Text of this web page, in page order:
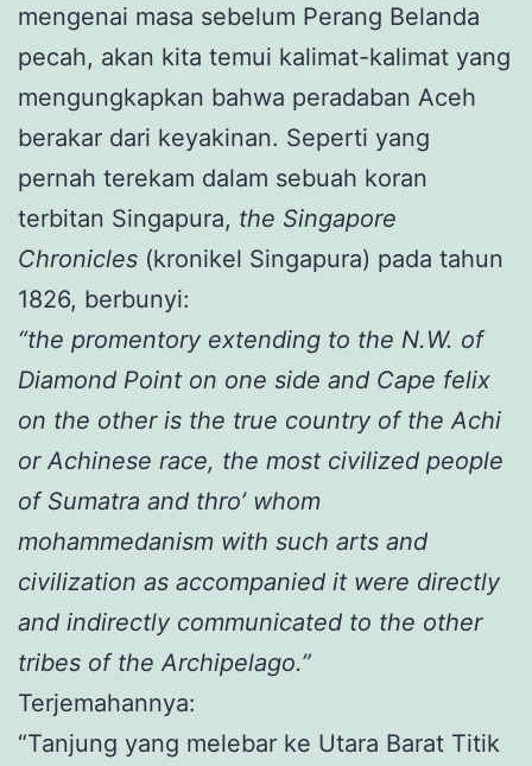
mengenai masa sebelum Perang Belanda
pecah, akan kita temui kalimat-kalimat yang
mengungkapkan bahwa peradaban Aceh
berakar dari keyakinan. Seperti yang
pernah terekam dalam sebuah koran
terbitan Singapura, the Singapore
Chronicles (kronikel Singapura) pada tahun
1826, berbunyi:
“the promentory extending to the N.W. of
Diamond Point on one side and Cape felix
on the other is the true country of the Achi
or Achinese race, the most civilized people
of Sumatra and thro’ whom
mohammedanism with such arts and
civilization as accompanied it were directly
and indirectly communicated to the other
tribes of theArchipelago.”
Terjemahannya:
“Tanjung yang melebar ke Utara Barat Titik